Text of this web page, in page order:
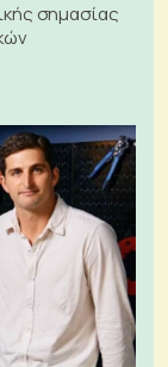
σημασίας